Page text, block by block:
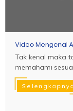
Video Mengenal
Tak kenal maka
memahami
Selengkapnya